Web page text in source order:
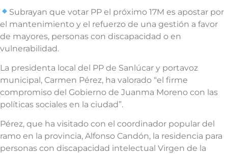
Subrayan que votar PP el próximo 17M es apostar por
el mantenimiento y el refuerzo de una gestión a favor
de mayores, personas con discapacidad o en
vulnerabilidad.
La presidenta local del PP de Sanlúcar y portavoz
municipal, Carmen Pérez, ha valorado “el firme
compromiso del Gobierno de Juanma Moreno con las
políticas sociales en la ciudad”.
Pérez, que ha visitado con el coordinador popular del
ramo en la provincia, Alfonso Candón, la residencia para
personas con discapacidad intelectual Virgen de la